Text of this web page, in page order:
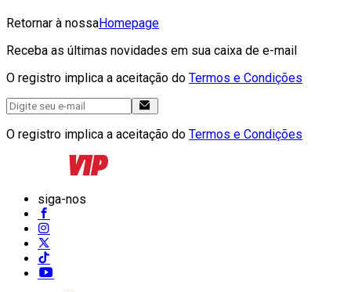
Retornar à nossaHomepage
Receba as últimas novidades em sua caixa de e-mail
O registro implica a aceitação do Termos e Condições
O registro implica a aceitação do Termos e Condições
siga-nos